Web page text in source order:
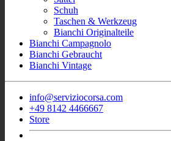
Schuh
Taschen & Werkzeug
Bianchi Originalteile
Bianchi Campagnolo
Bianchi Gebraucht
Bianchi Vintage
info@serviziocorsa.com
+49 8142 4466667
Store